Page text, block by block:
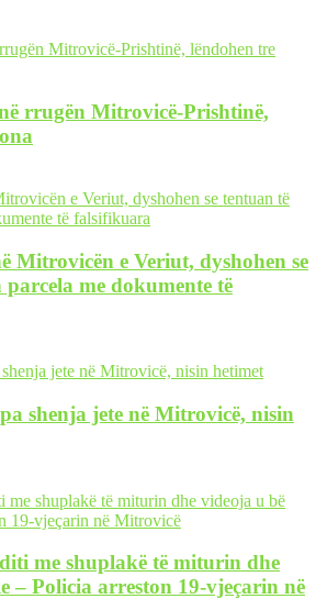
rrugën Mitrovicë-Prishtinë,
Mitrovicën e Veriut, dyshohen se
me dokumente të
shenja jete në Mitrovicë, nisin
me shuplakë të miturin dhe
– Policia arreston 19-vjeçarin në